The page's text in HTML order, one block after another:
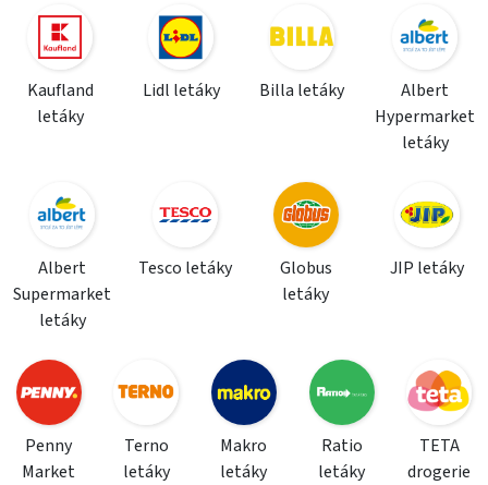
Kaufland
letáky
Lidl letáky Billa letáky
Albert
Hypermarket
letáky
Albert
Supermarket
letáky
Tesco letáky
Globus
letáky
JIP letáky
Penny
Market
Terno
letáky
Makro
letáky
Ratio
letáky
TETA
drogerie